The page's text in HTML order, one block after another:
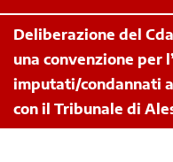
Deliberazione del
una convenzione per
imputati/condannati
con il Tribunale di